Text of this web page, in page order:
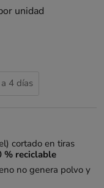
unidad
4 días
cortado en tiras
% reciclable
no genera polvo y